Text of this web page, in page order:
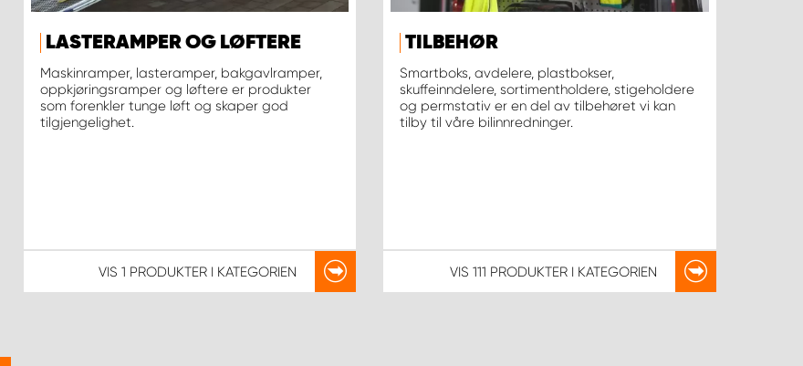
LASTERAMPER OG LØFTERE
Maskinramper, lasteramper, bakgavlramper,
oppkjøringsramper og løftere er produkter
som forenkler tunge løft og skaper god
tilgjengelighet.
VIS1 PRODUKTER I KATEGORIEN
TILBEHØR
Smartboks, avdelere, plastbokser,
skuffeinndelere, sortimentholdere, stigeholdere
og permstativ er en del av tilbehøret vi kan
tilby til våre bilinnredninger.
VIS 111 PRODUKTERI KATEGORIEN